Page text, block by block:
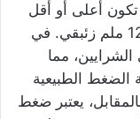
أعلى أو أقل
من الحد الطبيعي، الذي يبلغ عادة 120/80 ملم زئبقي. في
مما
الطبيعية
ملم زئبقي. بالمقابل، يعتبر ضغط